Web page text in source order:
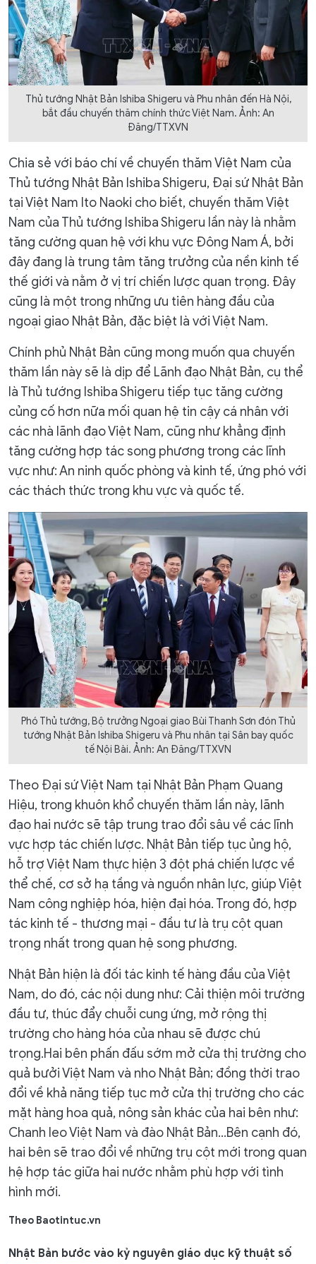
Thủ tướng Nhật Bản Ishiba Shigeru và Phu nhân đến Hà Nội,
bắt đầu chuyến thăm chính thức Việt Nam. Ảnh: An
Đăng/TTXVN
Chia sẻ với báo chí về chuyến thăm Việt Nam của
Thủ tướng Nhật Bản Ishiba Shigeru, Đại sứ Nhật Bản
tại Việt Nam Ito Naoki cho biết, chuyến thăm Việt
Nam của Thủ tướng Ishiba Shigeru lần này là nhằm
tăng cường quan hệ với khu vực Đông Nam Á, bởi
đây đang là trung tâm tăng trưởng của nền kinh tế
thế giới và nằm ở vị trí chiến lược quan trọng. Đây
cũng là một trong những ưu tiên hàng đầu của
ngoại giao Nhật Bản, đặc biệt là với Việt Nam.
Chính phủ Nhật Bản cũng mong muốn qua chuyến
thăm lần này sẽ là dịp để Lãnh đạo Nhật Bản, cụ thể
là Thủ tướng Ishiba Shigeru tiếp tục tăng cường
củng cố hơn nữa mối quan hệ tin cậy cá nhân với
các nhà lãnh đạo Việt Nam, cũng như khẳng định
tăng cường hợp tác song phương trong các lĩnh
vực như: An ninh quốc phòng và kinh tế, ứng phó với
các thách thức trong khu vực và quốc tế.
Phó Thủ tướng, Bộ trưởng Ngoại giao Bùi Thanh Sơn đón Thủ
tướng Nhật Bản Ishiba Shigeru và Phu nhân tại Sân bay quốc
tế Nội Bài. Ảnh: An Đăng/TTXVN
Theo Đại sứ Việt Nam tại Nhật Bản Phạm Quang
Hiệu, trong khuôn khổ chuyến thăm lần này, lãnh
đạo hai nước sẽ tập trung trao đổi sâu về các lĩnh
vực hợp tác chiến lược. Nhật Bản tiếp tục ủng hộ,
hỗ trợ Việt Nam thực hiện 3 đột phá chiến lược về
thể chế, cơ sở hạ tầng và nguồn nhân lực, giúp Việt
Nam công nghiệp hóa, hiện đại hóa. Trong đó, hợp
tác kinh tế - thương mại - đầu tư là trụ cột quan
trọng nhất trong quan hệ song phương.
Nhật Bản hiện là đối tác kinh tế hàng đầu của Việt
Nam, do đó, các nội dung như: Cải thiện môi trường
đầu tư, thúc đẩy chuỗi cung ứng, mở rộng thị
trường cho hàng hóa của nhau sẽ được chú
trọng.Hai bên phấn đấu sớm mở cửa thị trường cho
quả bưởi Việt Nam và nho Nhật Bản; đồng thời trao
đổi về khả năng tiếp tục mở cửa thị trường cho các
mặt hàng hoa quả, nông sản khác của hai bên như:
Chanh leo Việt Nam và đào Nhật Bản...Bên cạnh đó,
hai bên sẽ trao đổi về những trụ cột mới trong quan
hệ hợp tác giữa hai nước nhằm phù hợp với tình
hình mới.
Theo Baotintuc.vn
Nhật Bản bước vào kỷ nguyên giáo dục kỹ thuật số